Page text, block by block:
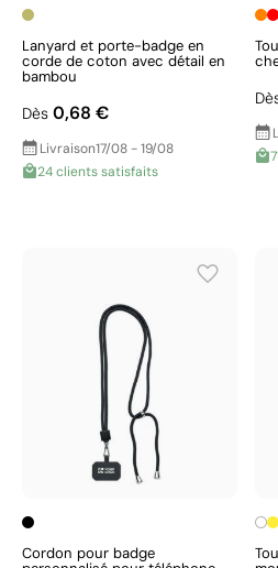
Lanyard et porte-badge en
corde de coton avec détail en
bambou
Dès 0,68 €
Livraison17/08 - 19/08
24 clients satisfaits
Cordon pour badge